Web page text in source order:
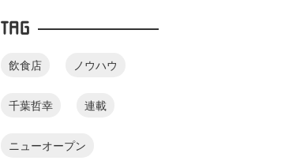
TAG
飲食店 ノウハウ
千葉哲幸 連載
ニューオープン